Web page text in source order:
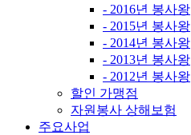
- 2016년 봉사왕
- 2015년 봉사왕
- 2014년 봉사왕
- 2013년 봉사왕
- 2012년 봉사왕
할인 가맹점
자원봉사 상해보험
주요사업